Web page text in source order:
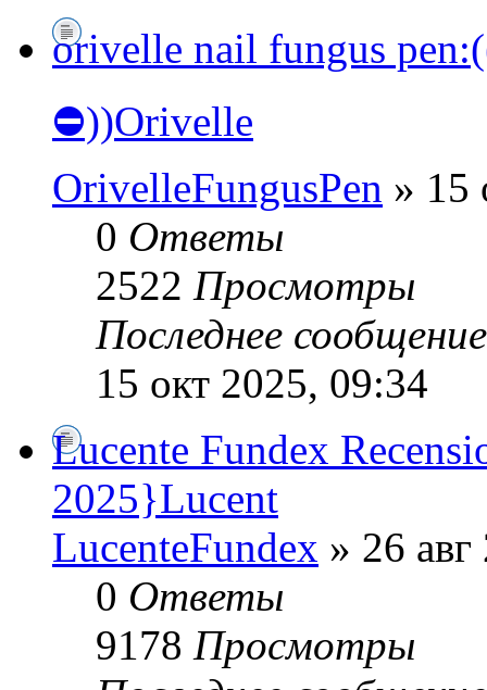
orivelle nail fungus
⛔))Orivelle
OrivelleFungusPen » 15
0 Ответы
2522 Просмотры
Последнее
15 окт 2025, 09:34
Lucente Fundex
2025}Lucent
LucenteFundex » 26
0 Ответы
9178 Просмотры